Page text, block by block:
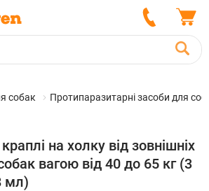
собак Протипаразитарні засоби для
на холку від зовнішніх
вагою від 40 до 65 кг (3
мл)